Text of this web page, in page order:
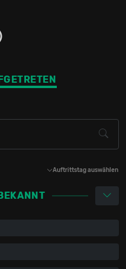
Auftrittstag auswählen